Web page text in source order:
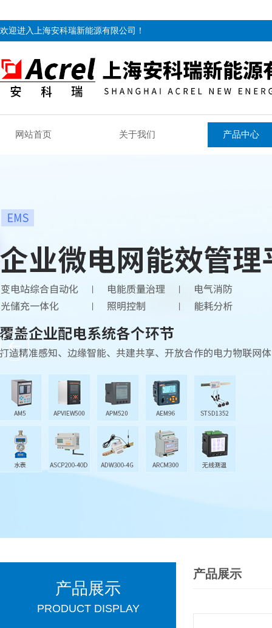
欢迎进入上海安科瑞新能源有限公司！
网站首页 关于我们 产品中心
产品展示
PRODUCT DISPLAY
产品展示